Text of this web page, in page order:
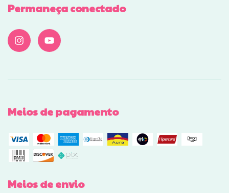
Permaneça conectado
Meios de pagamento
Meios de envio